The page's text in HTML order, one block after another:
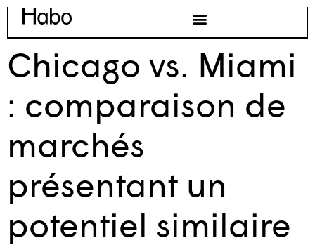
Chicago vs. Miami
: comparaison de
marchés
présentant un
potentiel similaire